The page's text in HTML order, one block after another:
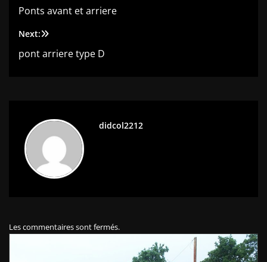
de
l’article
Ponts avant et arriere
Next:
pont arriere type D
didcol2212
Les commentaires sont fermés.